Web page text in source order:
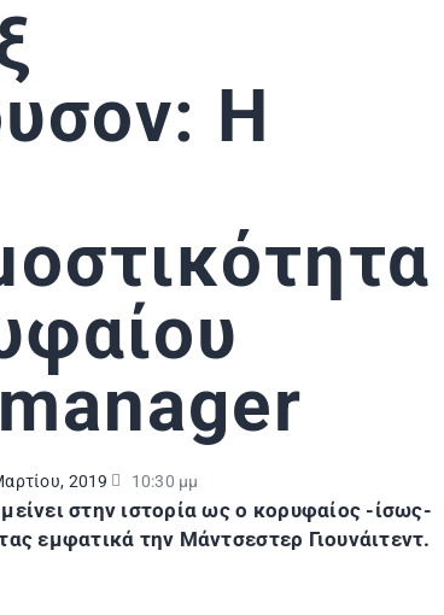
Η
2019 10:30 μμ
στην ιστορία ως ο κορυφαίος -ίσως-
εμφατικά την Μάντσεστερ Γιουνάιτεντ.